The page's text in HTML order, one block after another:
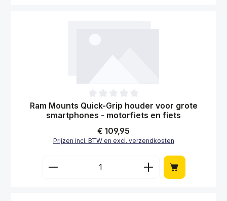
Gemiddelde waardering van 0 van 5 sterren
Ram Mounts Quick-Grip houder voor grote
smartphones - motorfiets en fiets
Normale prijs:
€ 109,95
Prijzen incl. BTW en excl. verzendkosten
Producthoeveelheid: Voer de gewenste